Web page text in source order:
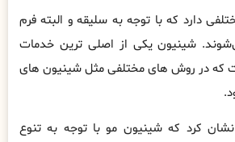
دارد که با توجه به سلیقه و البته فرم
شینیون یکی از اصلی ترین خدمات
که در روش‌ های مختلفی مثل شینیون‌ های
کرد که شینیون مو با توجه به تنوع